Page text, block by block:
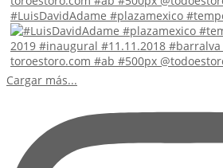
#LuisDavidAdame #plazamexico
Cargar más...